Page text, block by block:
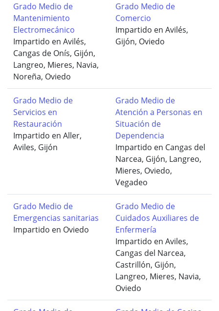
Grado Medio de
Mantenimiento
Electromecánico
Impartido en Avilés,
Cangas de Onís, Gijón,
Langreo, Mieres, Navia,
Noreña, Oviedo
Grado Medio de
Comercio
Impartido en Avilés,
Gijón, Oviedo
Grado Medio de
Servicios en
Restauración
Impartido en Aller,
Aviles, Gijón
Grado Medio de
Atención a Personas en
Situación de
Dependencia
Impartido en Cangas del
Narcea, Gijón, Langreo,
Mieres, Oviedo,
Vegadeo
Grado Medio de
Emergencias sanitarias
Impartido en Oviedo
Grado Medio de
Cuidados Auxiliares de
Enfermería
Impartido en Aviles,
Cangas del Narcea,
Castrillón, Gijón,
Langreo, Mieres, Navia,
Oviedo